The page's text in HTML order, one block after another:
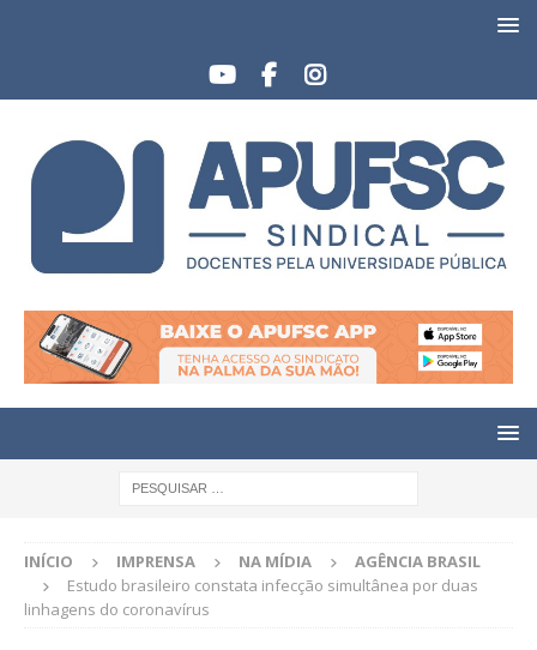
INÍCIO IMPRENSA NA MÍDIA
AGÊNCIA BRASIL
Estudo brasileiro constata infecção simultânea por duas
linhagens do coronavírus